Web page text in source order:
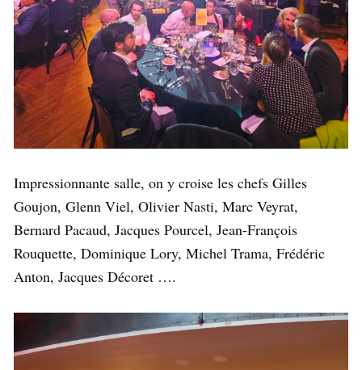
Impressionnante salle, on y croise les chefs Gilles
Goujon, Glenn Viel, Olivier Nasti, Marc Veyrat,
Bernard Pacaud, Jacques Pourcel, Jean-François
Rouquette, Dominique Lory, Michel Trama, Frédéric
Anton, Jacques Décoret ….